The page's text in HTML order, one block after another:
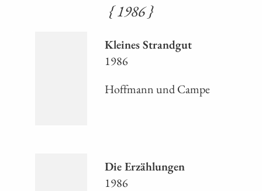
{ 1986 }
Kleines Strandgut
1986
Hoffmann und Campe
Die Erzählungen
1986